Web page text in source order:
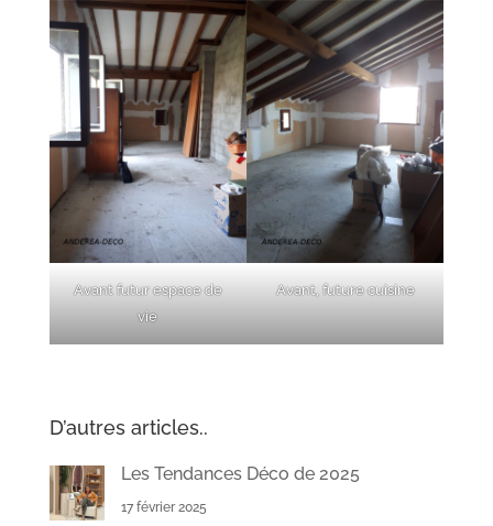
Avant futur espace de
vie
Avant, future cuisine
D’autres articles..
Les Tendances Déco de 2025
17 février 2025